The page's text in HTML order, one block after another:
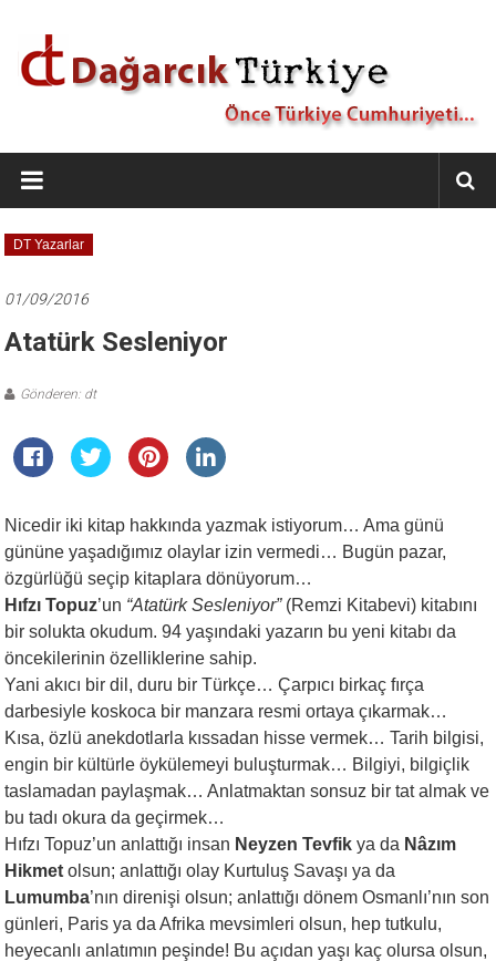
Dağarcık
Türkiye
Önce
Türkiye
DT Yazarlar
01/09/2016
Atatürk Sesleniyor
Gönderen: dt
Nicedir iki kitap hakkında yazmak istiyorum… Ama günü
gününe yaşadığımız olaylar izin vermedi… Bugün pazar,
özgürlüğü seçip kitaplara dönüyorum…
Hıfzı Topuz’un “Atatürk Sesleniyor” (Remzi Kitabevi) kitabını
bir solukta okudum. 94 yaşındaki yazarın bu yeni kitabı da
öncekilerinin özelliklerine sahip.
Yani akıcı bir dil, duru bir Türkçe… Çarpıcı birkaç fırça
darbesiyle koskoca bir manzara resmi ortaya çıkarmak…
Kısa, özlü anekdotlarla kıssadan hisse vermek… Tarih bilgisi,
engin bir kültürle öykülemeyi buluşturmak… Bilgiyi, bilgiçlik
taslamadan paylaşmak… Anlatmaktan sonsuz bir tat almak ve
bu tadı okura da geçirmek…
Hıfzı Topuz’un anlattığı insan Neyzen Tevfikya da Nâzım
Hikmetolsun; anlattığı olay Kurtuluş Savaşı ya da
Lumumba’nın direnişi olsun; anlattığı dönem Osmanlı’nın son
günleri, Paris ya da Afrika mevsimleri olsun, hep tutkulu,
heyecanlı anlatımın peşinde! Bu açıdan yaşı kaç olursa olsun,